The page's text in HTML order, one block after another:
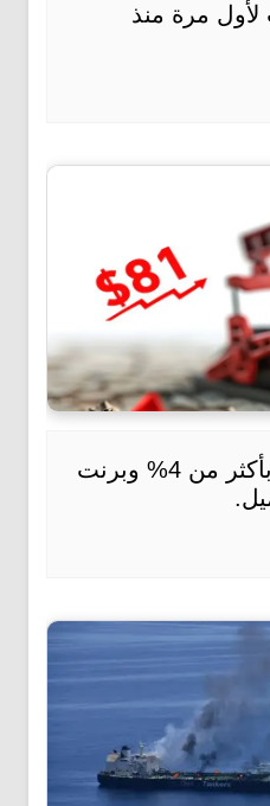
مرة منذ
أسعار النفط ترتفع بأكثر من 4% وبرنت